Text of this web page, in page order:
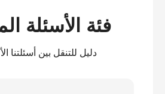
فئة الأسئلة
دليل للتنقل بين أسئلتنا